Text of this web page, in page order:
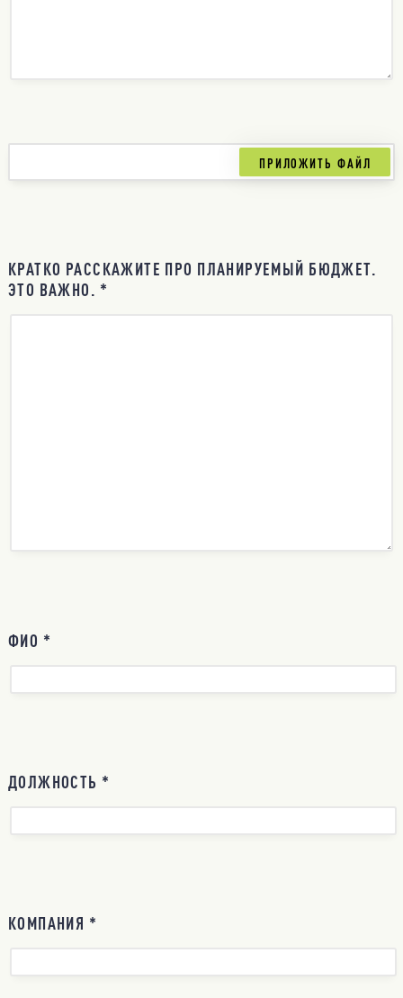
КРАТКО РАССКАЖИТЕ ПРО ПЛАНИРУЕМЫЙ БЮДЖЕТ.
ЭТО ВАЖНО. *
ФИО *
ДОЛЖНОСТЬ *
КОМПАНИЯ *